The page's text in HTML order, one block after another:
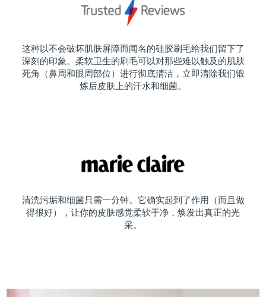
这种以不会破坏肌肤屏障而闻名的硅胶刷毛给我们留下了
深刻的印象。柔软卫生的刷毛可以对那些难以触及的肌肤
死角（鼻周和眼周部位）进行彻底清洁，立即清除我们锻
炼后皮肤上的汗水和细菌。
清洗污垢和细菌只需一分钟。它确实起到了作用（而且做
得很好），让你的皮肤感觉柔软干净，焕发出真正的光
采。